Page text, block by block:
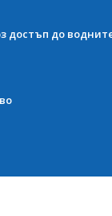
достъп до